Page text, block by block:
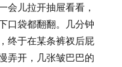
会儿拉开抽屉看看，
口袋都翻翻。几分钟
终于在某条裤衩后屁
弄开，几张皱巴巴的